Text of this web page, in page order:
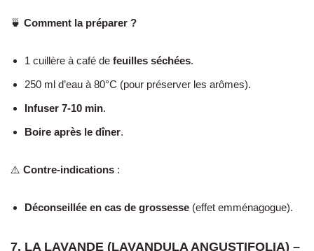
🍵 Comment la préparer ?
1 cuillère à café de feuilles séchées.
250 ml d’eau à 80°C (pour préserver les arômes).
Infuser 7-10 min.
Boire après le dîner.
⚠️ Contre-indications :
Déconseillée en cas de grossesse (effet emménagogue).
7. LA LAVANDE (LAVANDULA ANGUSTIFOLIA) –